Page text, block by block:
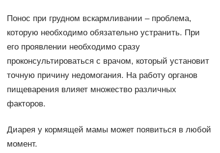
Понос при грудном вскармливании – проблема,
которую необходимо обязательно устранить. При
его проявлении необходимо сразу
проконсультироваться с врачом, который установит
точную причину недомогания. На работу органов
пищеварения влияет множество различных
факторов.
Диарея у кормящей мамы может появиться в любой
момент.